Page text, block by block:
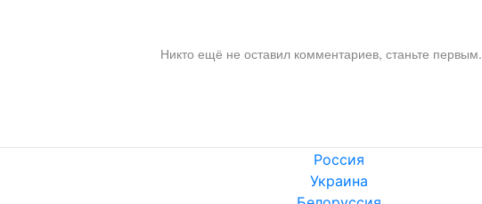
Никто ещё не оставил комментариев, станьте первым.
Россия
Украина